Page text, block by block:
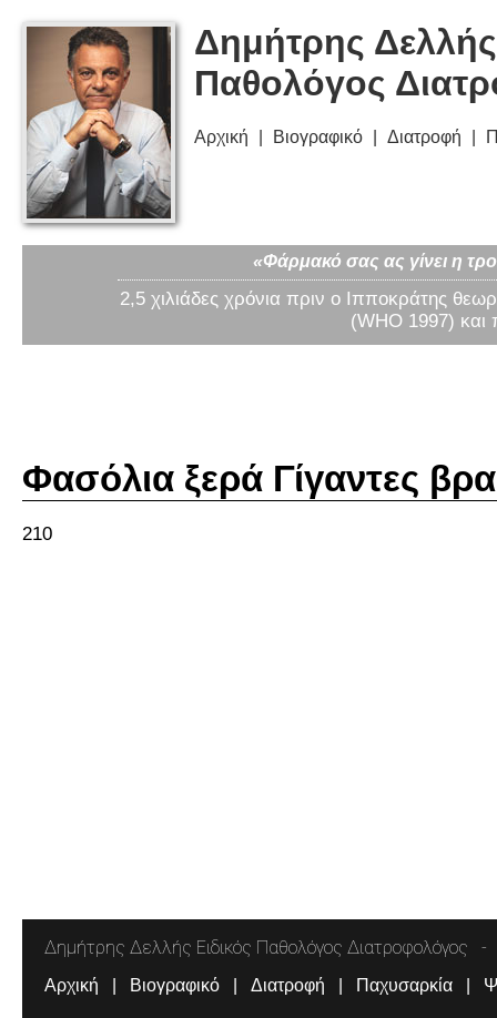
Δημήτρης
Παθολόγος
Αρχική Βιογραφικό Διατροφή
«Φάρμακό σας ας γίνει η
2,5 χιλιάδες χρόνια πριν ο Ιπποκράτης
(WHO 1997) και
Φασόλια ξερά Γίγαντες
210
Δημήτρης Δελλής Ειδικός Παθολόγος Διατροφολόγος
Αρχική Βιογραφικό Διατροφή Παχυσαρκία